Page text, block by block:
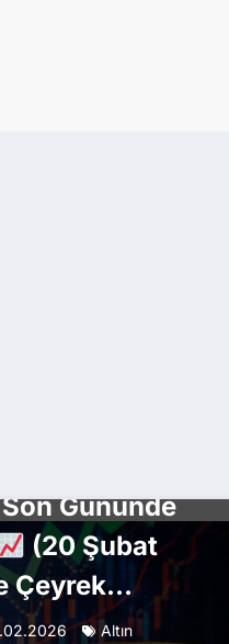
Gününde
(20 Şubat
Çeyrek
Altın